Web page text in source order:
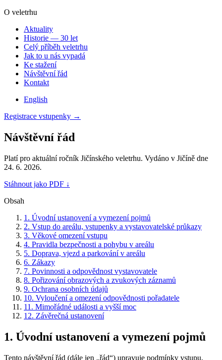
O veletrhu
Aktuality
Historie — 30 let
Celý příběh veletrhu
Jak to u nás vypadá
Ke stažení
Návštěvní řád
Kontakt
English
Registrace vstupenky →
Návštěvní řád
Platí pro aktuální ročník Jičínského veletrhu. Vydáno v Jičíně dne
24. 6. 2026.
Stáhnout jako PDF ↓
Obsah
1. Úvodní ustanovení a vymezení pojmů
2. Vstup do areálu, vstupenky a vystavovatelské průkazy
3. Věkové omezení vstupu
4. Pravidla bezpečnosti a pohybu v areálu
5. Doprava, vjezd a parkování v areálu
6. Zákazy
7. Povinnosti a odpovědnost vystavovatele
8. Pořizování obrazových a zvukových záznamů
9. Ochrana osobních údajů
10. Vyloučení a omezení odpovědnosti pořadatele
11. Mimořádné události a vyšší moc
12. Závěrečná ustanovení
1. Úvodní ustanovení a vymezení pojmů
Tento návštěvní řád (dále jen „řád“) upravuje podmínky vstupu,